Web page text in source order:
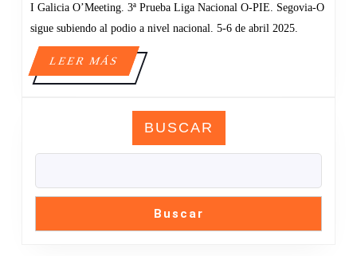
O-
I Galicia O’Meeting. 3ª Prueba Liga Nacional O-PIE. Segovia-O
sigue subiendo al podio a nivel nacional. 5-6 de abril 2025.
LEER MÁSLEER
MÁS
BUSCAR
Buscar